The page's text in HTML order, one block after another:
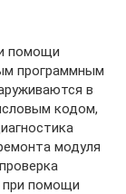
помощи
программным
в
кодом,
модуля
при помощи